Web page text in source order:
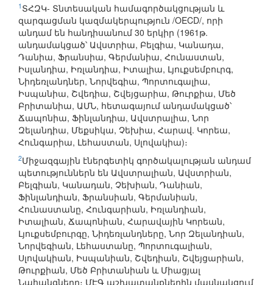
1 ՏՀԶԿ- Տնտեսական համագործակցության և
զարգացման կազմակերպություն /OECD/, որի
անդամ են հանդիսանում 30 երկիր (1961թ.
անդամակցած՝ Ավստրիա, Բելգիա, Կանադա,
Դանիա, Ֆրանսիա, Գերմանիա, Հունաստան,
Իսլանդիա, Իռլանդիա, Իտալիա, Լյուքսեմբուրգ,
Նիդեռլանդներ, Նորվեգիա, Պորտուգալիա,
Իսպանիա, Շվեդիա, Շվեյցարիա, Թուրքիա, Մեծ
Բրիտանիա, ԱՄՆ, հետագայում անդամակցած՝
Ճապոնիա, Ֆինլանդիա, Ավստրալիա, Նոր
Զելանդիա, Մեքսիկա, Չեխիա, Հարավ. Կորեա,
Հունգարիա, Լեհաստան, Սլովակիա)։
2Միջազգային էներգետիկ գործակալության անդամ
պետություններն են Ավստրալիան, Ավստրիան,
Բելգիան, Կանադան, Չեխիան, Դանիան,
Ֆինլանդիան, Ֆրանսիան, Գերմանիան,
Հունաստանը, Հունգարիան, Իռլանդիան,
Իտալիան, Ճապոնիան, Հարավային Կորեան,
Լյուքսեմբուրգը, Նիդեռլանդները, Նոր Զելանդիան,
Նորվեգիան, Լեհաստանը, Պորտուգալիան,
Սլովակիան, Իսպանիան, Շվեդիան, Շվեյցարիան,
Թուրքիան, Մեծ Բրիտանիան և Միացյալ
Նահանգները։ ՄԷԳ աշխատանքներին մասնակցում